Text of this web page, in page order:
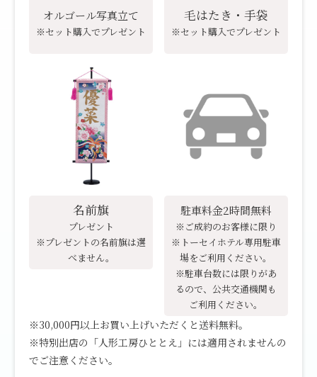
オルゴール写真立て
※セット購入でプレゼント
毛はたき・手袋
※セット購入でプレゼント
名前旗
プレゼント
※プレゼントの名前旗は選
べません。
駐車料金2時間無料
※ご成約のお客様に限り
※トーセイホテル専用駐車
場をご利用ください。
※駐車台数には限りがあ
るので、公共交通機関も
ご利用ください。
※30,000円以上お買い上げいただくと送料無料。
※特別出店の「人形工房ひととえ」には適用されませんの
でご注意ください。